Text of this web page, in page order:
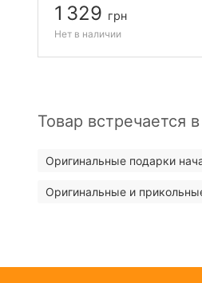
1 329 грн
Нет в наличии
Товар встречается
Оригинальные подарки
Оригинальные и